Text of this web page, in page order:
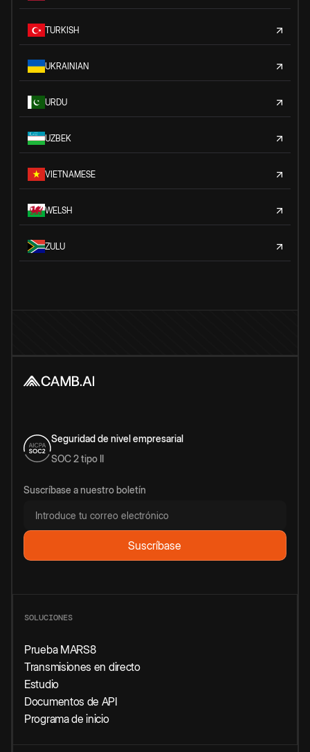
TURKISH
UKRAINIAN
URDU
UZBEK
VIETNAMESE
WELSH
ZULU
Seguridad de nivel empresarial
SOC 2 tipo II
Suscríbase a nuestro boletín
SOLUCIONES
Prueba MARS8
Transmisiones en directo
Estudio
Documentos de API
Programa de inicio